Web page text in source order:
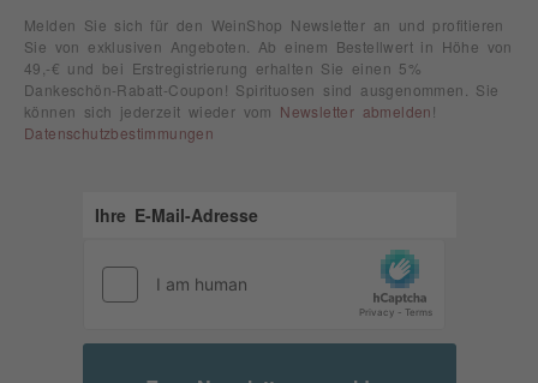
Melden Sie sich für den WeinShop Newsletter an und profitieren
Sie von exklusiven Angeboten. Ab einem Bestellwert in Höhe von
49,-€ und bei Erstregistrierung erhalten Sie einen 5%
Dankeschön-Rabatt-Coupon! Spirituosen sind ausgenommen. Sie
können sich jederzeit wieder vom Newsletter abmelden !
Datenschutzbestimmungen